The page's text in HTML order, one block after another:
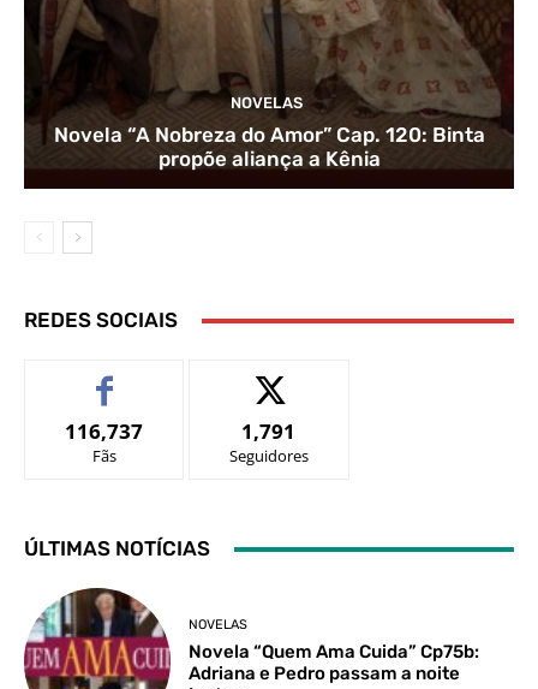
NOVELAS
Novela “A Nobreza do Amor” Cap. 120: Binta
propõe aliança a Kênia
REDES SOCIAIS
116,737
Fãs
1,791
Seguidores
ÚLTIMAS NOTÍCIAS
NOVELAS
Novela “Quem Ama Cuida” Cp75b:
Adriana e Pedro passam a noite